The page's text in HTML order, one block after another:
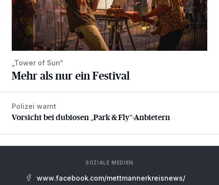
„Tower of Sun“
Mehr als nur ein Festival
Vorsicht bei dubiosen „Park & Fly“-Anbietern
Polizei warnt
Vorsicht bei dubiosen „Park & Fly“-Anbietern
SOZIALE MEDIEN
www.facebook.com/mettmannerkreisnews/